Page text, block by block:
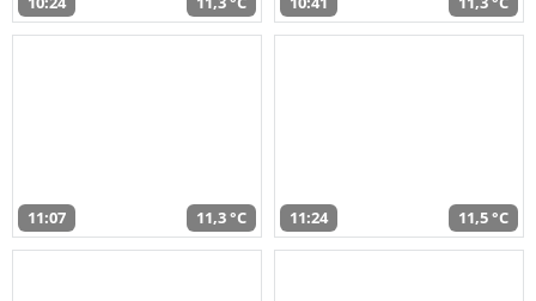
11:07 11,3 °C 11:24 11,5 °C